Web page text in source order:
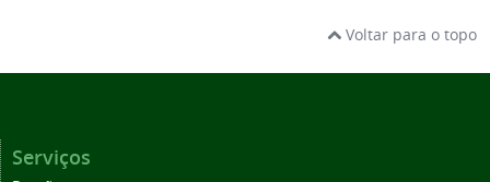
Voltar para o topo
Serviços